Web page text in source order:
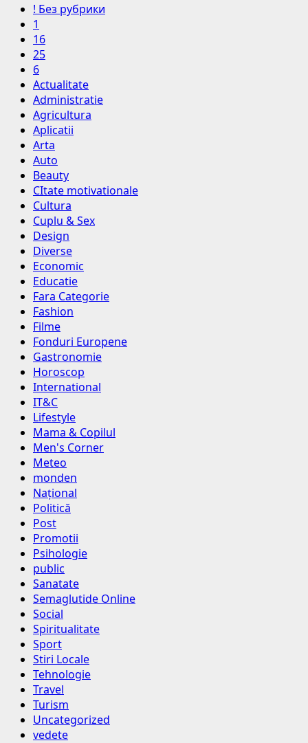
! Без рубрики
1
16
25
6
Actualitate
Administratie
Agricultura
Aplicatii
Arta
Auto
Beauty
CItate motivationale
Cultura
Cuplu & Sex
Design
Diverse
Economic
Educatie
Fara Categorie
Fashion
Filme
Fonduri Europene
Gastronomie
Horoscop
International
IT&C
Lifestyle
Mama & Copilul
Men's Corner
Meteo
monden
Național
Politică
Post
Promotii
Psihologie
public
Sanatate
Semaglutide Online
Social
Spiritualitate
Sport
Stiri Locale
Tehnologie
Travel
Turism
Uncategorized
vedete